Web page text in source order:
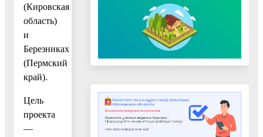
(Кировская
область)
и
Березниках
(Пермский
край).
Цель
проекта
—